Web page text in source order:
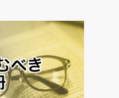
もっとみる
ら・だマネジメント」
ー(44)
(100)
むぎょうあん)(166)